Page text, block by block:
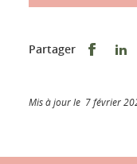
Partager
Mis à jour le 7 février